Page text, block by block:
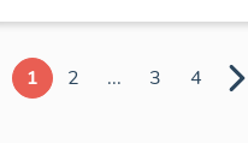
1 2 ... 3 4